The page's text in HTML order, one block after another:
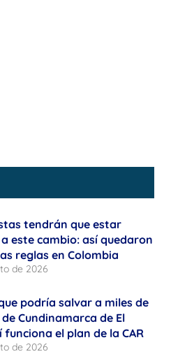
tendrán que estar
este cambio: así quedaron
reglas en Colombia
de 2026
podría salvar a miles de
Cundinamarca de El
funciona el plan de la CAR
de 2026